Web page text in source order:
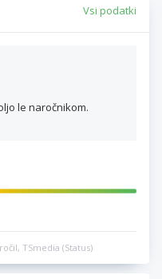
Vsi podatki
le naročnikom.
TSmedia (Status)